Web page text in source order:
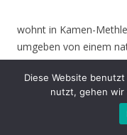
wohnt in Kamen-
umgeben von einem
naturnahen Wiesen,
Bäumen. Die Stämme
zu Teilen im Garten
Vögeln als Nahrungs-
Diese Website
nutzt, gehen wir